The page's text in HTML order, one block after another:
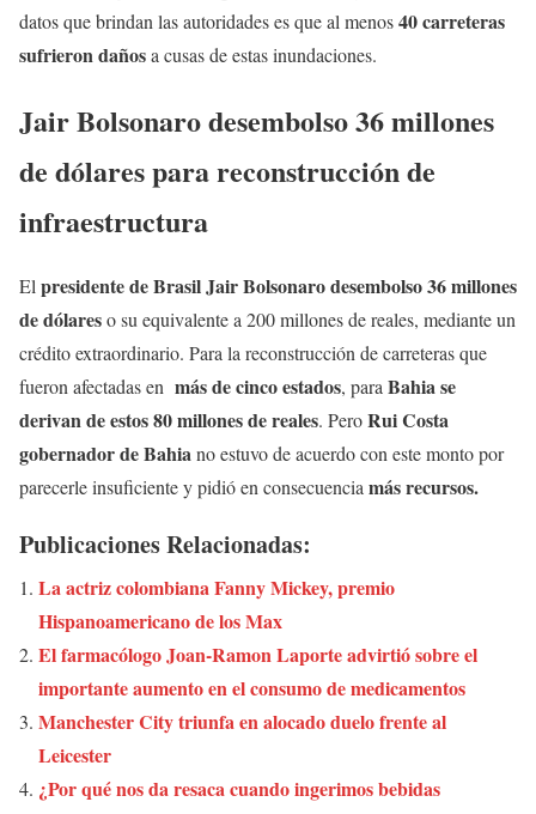
datos que brindan las autoridades es que al menos40 carreteras
sufrieron dañosa cusas de estas inundaciones.
Jair Bolsonaro desembolso 36 millones
de dólares para reconstrucción de
infraestructura
Elpresidente de Brasil Jair Bolsonaro desembolso 36 millones
de dólareso su equivalente a 200 millones de reales, mediante un
crédito extraordinario. Para la reconstrucción de carreteras que
fueron afectadas en más de cinco estados, paraBahia se
derivan de estos 80 millones de reales. PeroRui Costa
gobernador de Bahiano estuvo de acuerdo con este monto por
parecerle insuficiente y pidió en consecuenciamás recursos.
Publicaciones Relacionadas:
La actriz colombiana Fanny Mickey, premio
Hispanoamericano de los Max
El farmacólogo Joan-Ramon Laporte advirtió sobre el
importante aumento en el consumo de medicamentos
Manchester City triunfa en alocado duelo frente al
Leicester
¿Por qué nos da resaca cuando ingerimos bebidas